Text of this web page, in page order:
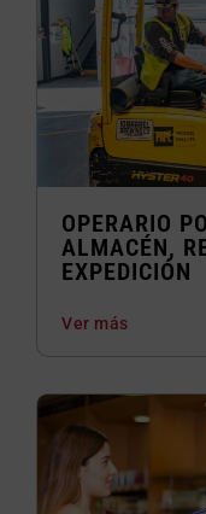
OPERARIO
ALMACÉN,
EXPEDICIÓN
Ver más